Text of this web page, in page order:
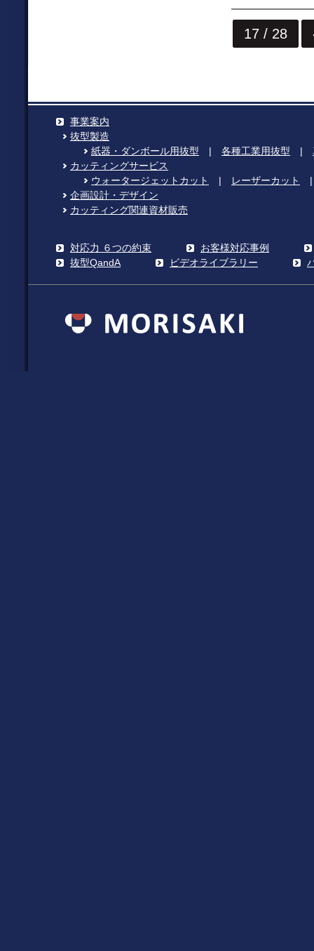
17 / 28
事業案内
抜型製造
紙器・ダンボール用抜型 | 各種工業用抜型 |
カッティングサービス
ウォータージェットカット
| レーザーカット
企画設計・デザイン
カッティング関連資材販売
対応力 ６つの約束
お客様対応事例
抜型QandA
ビデオライブラリー